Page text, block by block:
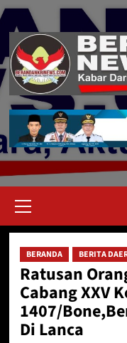
Skip
content
Menu
BERANDA BERITA
Ratusan
Cabang XXV
1407/
Di Lanca